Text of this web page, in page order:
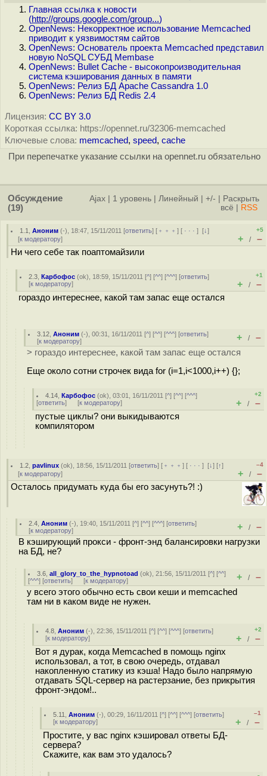
Главная ссылка к новости
(http://groups.google.com/group...)
OpenNews: Некорректное использование Memcached
приводит к уязвимостям сайтов
OpenNews: Основатель проекта Memcached представил
новую NoSQL СУБД Membase
OpenNews: Bullet Cache - высокопроизводительная
система кэширования данных в памяти
OpenNews: Релиз БД Apache Cassandra 1.0
OpenNews: Релиз БД Redis 2.4
Лицензия: CC BY 3.0
Короткая ссылка: https://opennet.ru/32306-memcached
Ключевые слова: memcached, speed, cache
При перепечатке указание ссылки на opennet.ru обязательно
Обсуждение
(19)
Ajax 1 уровень Линейный +/-
Раскрыть
всё
RSS
1.1 ,Аноним (-), 18:47, 15/11/2011 [ответить] [ ﹢﹢﹢] [ · · ·][↓]
[к модератору]
+5
+ / –
Ни чего себе так поаптомайзили
2.3 ,Карбофос (ok), 18:59, 15/11/2011 [^] [^^] [^^^] [ответить]
[к модератору]
+1
+ / –
гораздо интереснее, какой там запас еще остался
3.12 ,Аноним (-), 00:31, 16/11/2011 [^] [^^] [^^^] [ответить]
[к модератору] + / –
> гораздо интереснее, какой там запас еще остался
Еще около сотни строчек вида for (i=1,i<1000,i++) {};
4.14 ,Карбофос (ok), 03:01, 16/11/2011 [^] [^^] [^^^]
[ответить] [к модератору]
+2
+ / –
пустые циклы? они выкидываются
компилятором
1.2 ,pavlinux (ok), 18:56, 15/11/2011 [ответить] [ ﹢﹢﹢] [ · · ·][↓] [↑]
[к модератору]
–4
+ / –
Осталось придумать куда бы его засунуть?! :)
2.4 ,Аноним (-), 19:40, 15/11/2011 [^] [^^] [^^^] [ответить]
[к модератору] + / –
В кэширующий прокси - фронт-энд балансировки нагрузки
на БД, не?
3.6 ,all_glory_to_the_hypnotoad (ok), 21:56, 15/11/2011 [^] [^^]
[^^^] [ответить] [к модератору] + / –
у всего этого обычно есть свои кеши и memcached
там ни в каком виде не нужен.
4.8 ,Аноним (-), 22:36, 15/11/2011 [^] [^^] [^^^] [ответить]
[к модератору]
+2
+ / –
Вот я дурак, когда Memcached в помощь nginx
использовал, а тот, в свою очередь, отдавал
накопленную статику из кэша! Надо было напрямую
отдавать SQL-сервер на растерзание, без прикрытия
фронт-эндом!..
5.11 ,Аноним (-), 00:29, 16/11/2011 [^] [^^] [^^^] [ответить]
[к модератору]
–1
+ / –
Простите, у вас nginx кэшировал ответы БД-
сервера?
Скажите, как вам это удалось?